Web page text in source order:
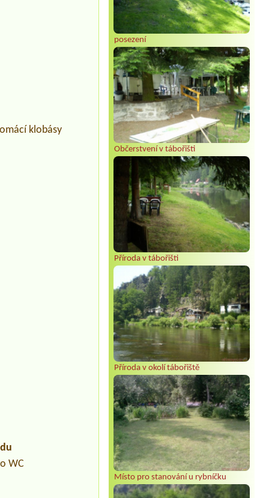
posezení
Občerstvení v tábořišti
Příroda v tábořišti
Příroda v okolí tábořiště
Místo pro stanování u rybníčku
klobásy
WC